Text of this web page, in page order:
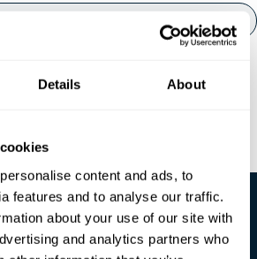
Details About
content and ads, to
features and to analyse our traffic.
about your use of our site with
and analytics partners who